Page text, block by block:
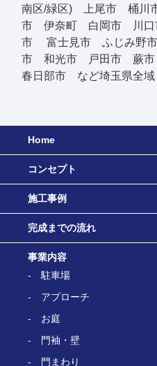
南区/緑区) 上尾市 桶
市 伊奈町 白岡市 川
市 富士見市 ふじみ野
市 和光市 戸田市 蕨
春日部市 など埼玉県全域
Home
コンセプト
施工事例
完成までの流れ
事業内容
駐車場
アプローチ
お庭
門袖・壁
門まわり